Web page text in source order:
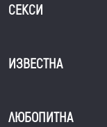
СЕКСИ
ИЗВЕСТНА
ЛЮБОПИТНА